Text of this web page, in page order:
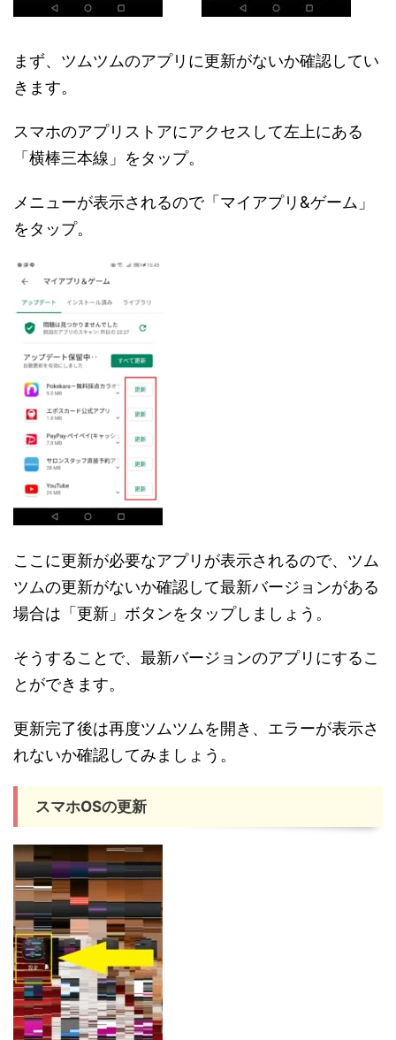
まず、ツムツムのアプリに更新がないか確認してい
きます。
スマホのアプリストアにアクセスして左上にある
「横棒三本線」をタップ。
メニューが表示されるので「マイアプリ&ゲーム」
をタップ。
ここに更新が必要なアプリが表示されるので、ツム
ツムの更新がないか確認して最新バージョンがある
場合は「更新」ボタンをタップしましょう。
そうすることで、最新バージョンのアプリにするこ
とができます。
更新完了後は再度ツムツムを開き、エラーが表示さ
れないか確認してみましょう。
スマホOSの更新